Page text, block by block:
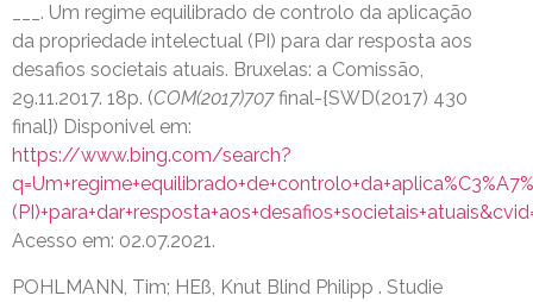
___. Um regime equilibrado de controlo da aplicação
da propriedade intelectual (PI) para dar resposta aos
desafios societais atuais. Bruxelas: a Comissão,
29.11.2017. 18p. (COM(2017)707final-{SWD(2017) 430
final}) Disponivel em:
https://www.bing.com/search?
Acesso em: 02.07.2021.
POHLMANN, Tim; HEß, Knut Blind Philipp . Studie